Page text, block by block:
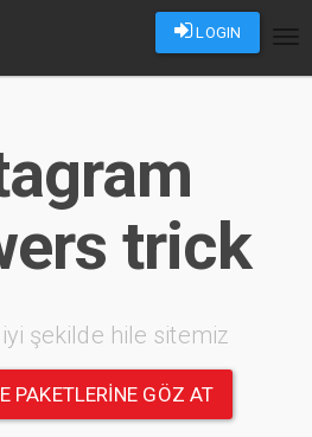
LOGIN
trick
şekilde hile sitemiz
PAKETLERINE GÖZ AT